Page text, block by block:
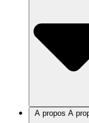
A propos